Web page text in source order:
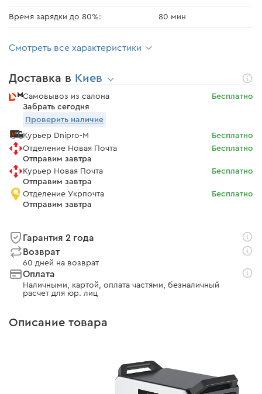
Время зарядки до 80%: 80 мин
Смотреть все характеристики
Доставка в Киев
Самовывоз из салона
Забрать сегодня
Бесплатно
Проверить наличие
Курьер Dnipro-M
Бесплатно
Отделение Новая Почта
Отправим завтра
Бесплатно
Курьер Новая Почта
Отправим завтра
Бесплатно
Отделение Укрпочта
Отправим завтра
Бесплатно
Гарантия 2 года
Возврат
60 дней на возврат
Оплата
Наличными, картой, оплата частями, безналичный
расчет для юр. лиц
Описание товара